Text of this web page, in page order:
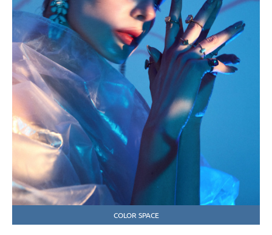
COLOR SPACE